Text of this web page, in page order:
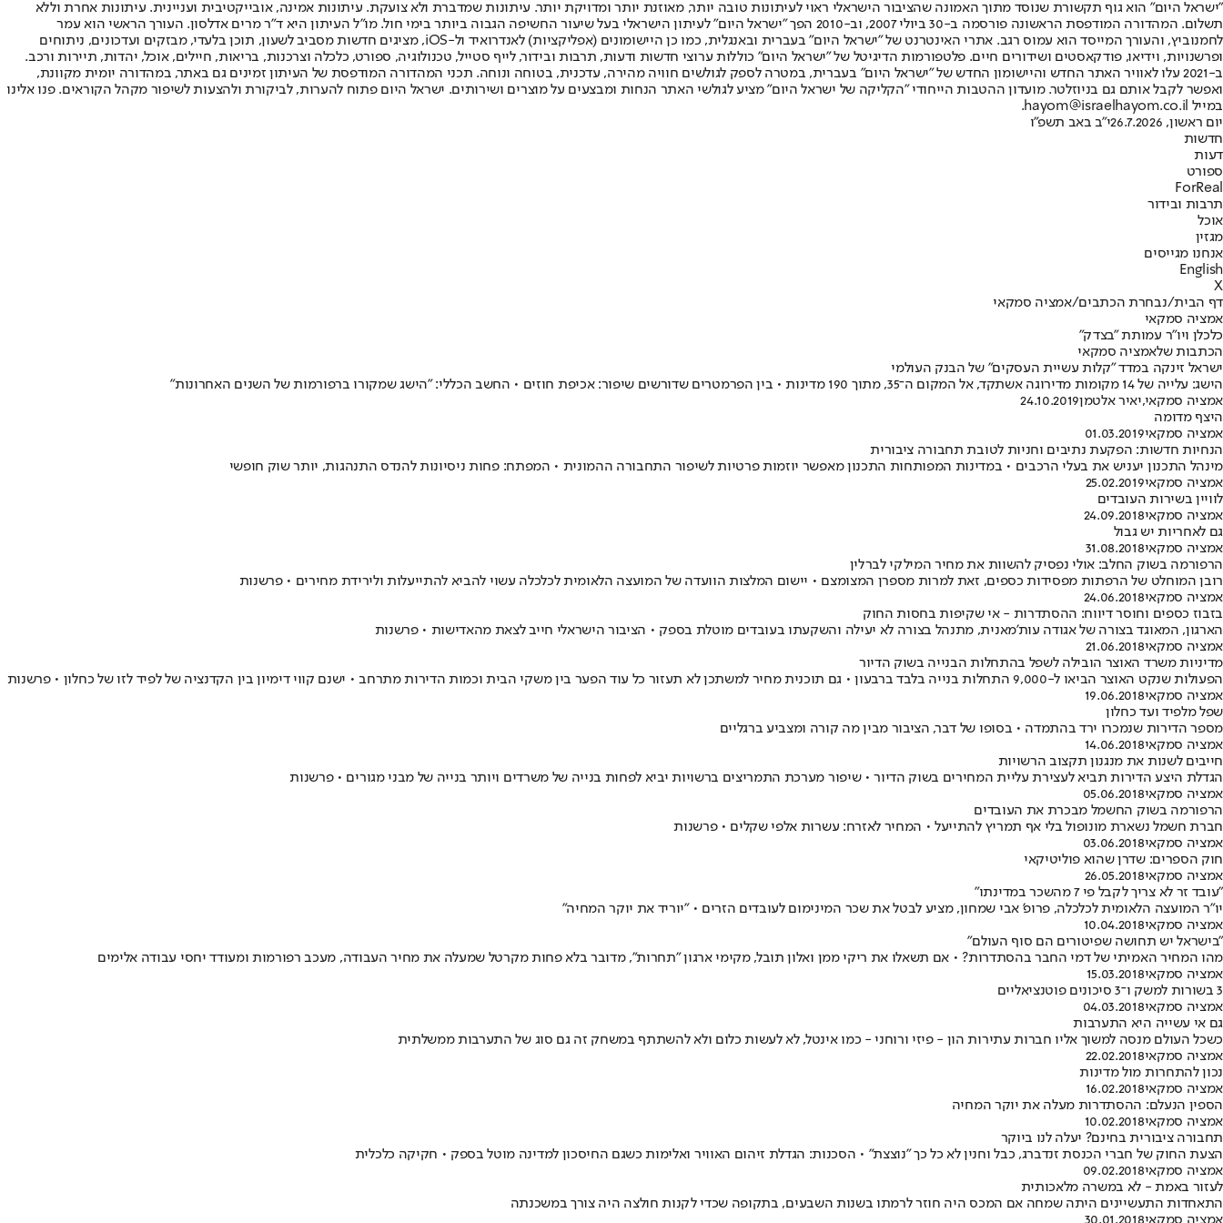
"ישראל היום" הוא גוף תקשורת שנוסד מתוך האמונה שהציבור הישראלי ראוי לעיתונות טובה יותר, מאוזנת יותר ומדויקת יותר. עיתונות שמדברת ולא צועקת. עיתונות אמינה, אובייקטיבית ועניינית. עיתונות אחרת וללא
תשלום. המהדורה המודפסת הראשונה פורסמה ב-30 ביולי 2007, וב-2010 הפך "ישראל היום" לעיתון הישראלי בעל שיעור החשיפה הגבוה ביותר בימי חול. מו"ל העיתון היא ד"ר מרים אדלסון. העורך הראשי הוא עמר
לחמנוביץ, והעורך המייסד הוא עמוס רגב. אתרי האינטרנט של "ישראל היום" בעברית ובאנגלית, כמו כן היישומונים (אפליקציות) לאנדרואיד ול-iOS, מציגים חדשות מסביב לשעון, תוכן בלעדי, מבזקים ועדכונים, ניתוחים
ופרשנויות, וידיאו, פודקאסטים ושידורים חיים. פלטפורמות הדיגיטל של "ישראל היום" כוללות ערוצי חדשות ודעות, תרבות ובידור, לייף סטייל, טכנולוגיה, ספורט, כלכלה וצרכנות, בריאות, חיילים, אוכל, יהדות, תיירות ורכב.
ב-2021 עלו לאוויר האתר החדש והיישומון החדש של "ישראל היום" בעברית, במטרה לספק לגולשים חוויה מהירה, עדכנית, בטוחה ונוחה. תכני המהדורה המודפסת של העיתון זמינים גם באתר, במהדורה יומית מקוונת,
ואפשר לקבל אותם גם בניוזלטר. מועדון ההטבות הייחודי "הקליקה של ישראל היום" מציע לגולשי האתר הנחות ומבצעים על מוצרים ושירותים. ישראל היום פתוח להערות, לביקורת ולהצעות לשיפור מקהל הקוראים. פנו אלינו
במייל hayom@israelhayom.co.il.
יום ראשון, 26.7.2026
י"ב באב תשפ"ו
חדשות
דעות
ספורט
ForReal
תרבות ובידור
אוכל
מגזין
אנחנו מגייסים
English
X
דף הבית/נבחרת הכתבים/אמציה סמקאי
אמציה סמקאי
כלכלן ויו"ר עמותת "בצדק"
הכתבות שלאמציה סמקאי
ישראל זינקה במדד "קלות עשיית העסקים" של הבנק העולמי
הישג: עלייה של 14 מקומות מדירוגה אשתקד, אל המקום ה־35, מתוך 190 מדינות • בין הפרמטרים שדורשים שיפור: אכיפת חוזים • החשב הכללי: "הישג שמקורו ברפורמות של השנים האחרונות"
אמציה סמקאי,יאיר אלטמן24.10.2019
היצף מדומה
אמציה סמקאי01.03.2019
הנחיות חדשות: הפקעת נתיבים וחניות לטובת תחבורה ציבורית
מינהל התכנון יעניש את בעלי הרכבים • במדינות המפותחות התכנון מאפשר יוזמות פרטיות לשיפור התחבורה ההמונית • המפתח: פחות ניסיונות להנדס התנהגות, יותר שוק חופשי
אמציה סמקאי25.02.2019
לוויין בשירות העובדים
אמציה סמקאי24.09.2018
גם לאחריות יש גבול
אמציה סמקאי31.08.2018
הרפורמה בשוק החלב: אולי נפסיק להשוות את מחיר המילקי לברלין
רובן המוחלט של הרפתות מפסידות כספים, זאת למרות מספרן המצומצם • יישום המלצות הוועדה של המועצה הלאומית לכלכלה עשוי להביא להתייעלות ולירידת מחירים • פרשנות
אמציה סמקאי24.06.2018
בזבוז כספים וחוסר דיווח: ההסתדרות - אי שקיפות בחסות החוק
הארגון, המאוגד בצורה של אגודה עות'מאנית, מתנהל בצורה לא יעילה והשקעתו בעובדים מוטלת בספק • הציבור הישראלי חייב לצאת מהאדישות • פרשנות
אמציה סמקאי21.06.2018
מדיניות משרד האוצר הובילה לשפל בהתחלות הבנייה בשוק הדיור
הפעולות שנקט האוצר הביאו ל-9,000 התחלות בנייה בלבד ברבעון • גם תוכנית מחיר למשתכן לא תעזור כל עוד הפער בין משקי הבית וכמות הדירות מתרחב • ישנם קווי דימיון בין הקדנציה של לפיד לזו של כחלון • פרשנות
אמציה סמקאי19.06.2018
שפל מלפיד ועד כחלון
מספר הדירות שנמכרו ירד בהתמדה • בסופו של דבר, הציבור מבין מה קורה ומצביע ברגליים
אמציה סמקאי14.06.2018
חייבים לשנות את מנגנון תקצוב הרשויות
הגדלת היצע הדירות תביא לעצירת עליית המחירים בשוק הדיור • שיפור מערכת התמריצים ברשויות יביא לפחות בנייה של משרדים ויותר בנייה של מבני מגורים • פרשנות
אמציה סמקאי05.06.2018
הרפורמה בשוק החשמל מבכרת את העובדים
חברת חשמל נשארת מונופול בלי אף תמריץ להתייעל • המחיר לאזרח: עשרות אלפי שקלים • פרשנות
אמציה סמקאי03.06.2018
חוק הספרים: שדרן שהוא פוליטיקאי
אמציה סמקאי26.05.2018
"עובד זר לא צריך לקבל פי 7 מהשכר במדינתו"
יו"ר המועצה הלאומית לכלכלה, פרופ' אבי שמחון, מציע לבטל את שכר המינימום לעובדים הזרים • "יוריד את יוקר המחיה"
אמציה סמקאי10.04.2018
"בישראל יש תחושה שפיטורים הם סוף העולם"
מהו המחיר האמיתי של דמי החבר בהסתדרות? • אם תשאלו את ריקי ממן ואלון תובל, מקימי ארגון "תחרות", מדובר בלא פחות מקרטל שמעלה את מחיר העבודה, מעכב רפורמות ומעודד יחסי עבודה אלימים
אמציה סמקאי15.03.2018
3 בשורות למשק ו־3 סיכונים פוטנציאליים
אמציה סמקאי04.03.2018
גם אי עשייה היא התערבות
כשכל העולם מנסה למשוך אליו חברות עתירות הון - פיזי ורוחני - כמו אינטל, לא לעשות כלום ולא להשתתף במשחק זה גם סוג של התערבות ממשלתית
אמציה סמקאי22.02.2018
נכון להתחרות מול מדינות
אמציה סמקאי16.02.2018
הספין הנעלם: ההסתדרות מעלה את יוקר המחיה
אמציה סמקאי10.02.2018
תחבורה ציבורית בחינם? יעלה לנו ביוקר
הצעת החוק של חברי הכנסת זנדברג, כבל וחנין לא כל כך "נוצצת" • הסכנות: הגדלת זיהום האוויר ואלימות כשגם החיסכון למדינה מוטל בספק • חקיקה כלכלית
אמציה סמקאי09.02.2018
לעזור באמת - לא במשרה מלאכותית
התאחדות התעשיינים היתה שמחה אם המכס היה חוזר לרמתו בשנות השבעים, בתקופה שכדי לקנות חולצה היה צורך במשכנתה